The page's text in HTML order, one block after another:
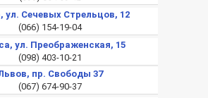
ул. Сечевых Стрельцов, 12
(066) 154-19-04
ул. Преображенская, 15
(098) 403-10-21
пр. Свободы 37
(067) 674-90-37